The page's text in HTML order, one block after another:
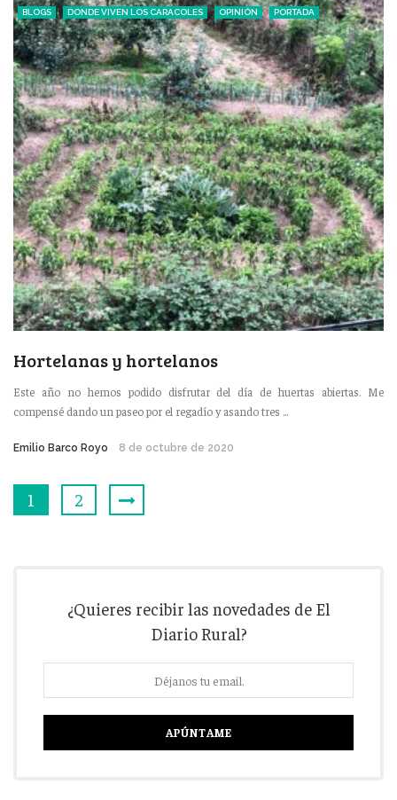
BLOGS DONDE VIVEN LOS CARACOLES OPINIÓN PORTADA
Hortelanas y hortelanos
Este año no hemos podido disfrutar del día de huertas abiertas. Me
compensé dando un paseo por el regadío y asando tres ...
Emilio Barco Royo 8 de octubre de 2020
1 2
¿Quieres recibir las novedades de El
Diario Rural?